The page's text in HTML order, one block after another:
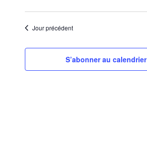
Jour précédent
S’abonner au calendrier